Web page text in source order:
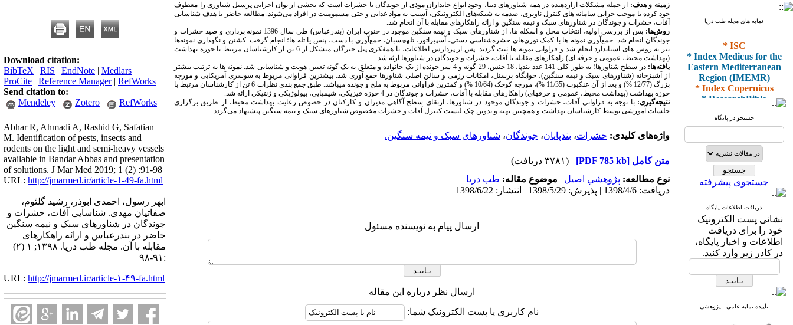
نمایه های مجله طب دریا
* ISC
* Index Medicus for the
Eastern Mediterranean
Region (IMEMR)
* Index Copernicus
* ResearchBible
* I2OR
* ROAD
* Scientific Indexing
Services
* SID
* Magiran
* Google Scholar
و دارای رتبه علمی
پژوهشی
از کمیسیون نشریات
وزارت بهداشت و درمان
* Index Medicus for the
جستجو در پایگاه
جستجوی پیشرفته
دریافت اطلاعات پایگاه
نشانی پست الکترونیک
خود را برای دریافت
اطلاعات و اخبار پایگاه،
در کادر زیر وارد کنید.
تأییده نمایه علمی - پژوهشی
زمینه و هدف: از جمله مشکلات آزاردهنده در همه شناورهای دنیا، وجود انواع جانداران موذی از جوندگان تا حشرات است که بخشی از توان اجرایی پرسنل شناوری را معطوف
خود کرده یا موجب خرابی سامانه های کنترل ناوبری، صدمه به شبکه‌های الکترونیکی، آسیب به مواد غذایی و حتی مسمومیت در افراد می‌شوند. مطالعه حاضر با هدف شناسایی
آفات، حشرات و جوندگان در شناورهای سبک و نیمه سنگین و ارائه راهکارهای مقابله با آن انجام شد.
روش‌ها:
پس از بررسی اولیه، انتخاب محل و اسکله­ ها، از شناورهای سبک و نیمه سنگین موجود در جنوب ایران (بندرعباس) طی سال 1396 نمونه برداری و صید حشرات و
جوندگان انجام شد. جمع‌آوری نمونه­ ها با کمک توری‌های حشره‌شناسی دستی، آسپیراتور، تله­چسبان، جمع‌آوری با دست، پنس یا تله ها؛ انجام گرفت. کشتن و نگهداری نمونه‌ها
نیز به روش های استاندارد انجام شد و فراوانی نمونه­ ها ثبت گردید. پس از پردازش اطلاعات، با همفکری پنل خبرگان متشکل از 6 تن از کارشناسان مرتبط با حوزه بهداشت
(بهداشت محیط، عمومی و حرفه­ ای) راهکارهای مقابله با آفات، حشرات و جوندگان در شناورها ارئه شد.
یافته‌ها:
در سطح شناورها؛ به طور کلی 141 عدد بندپا، 18 جنس، 29 گونه و 4 سر جونده از یک خانواده و متعلق به یک گونه تعیین هویت و شناسایی شد. نمونه­ ها به ترتیب بیشتر
از آشپزخانه (شناورهای سبک و نیمه سنگین)، خوابگاه پرسنل، امکانات رزمی و سالن اصلی شناورها جمع آوری شد. بیشترین فراوانی مربوط به سوسری آمریکایی و مورچه
بزرگ (12/77 %) و بعد از آن عنکبوت (11/35 %)، مورچه کوچک (10/64 %) و کمترین فراوانی مربوط به ملخ و جونده می­باشد. طبق جمع بندی نظرات 6 تن از کارشناسان مرتبط با
حوزه بهداشت (بهداشت محیط، عمومی و حرفه­ای) راهکارهای مقابله با آفات، حشرات و جوندگان در 4 حوزه فیزیکی، شیمیایی، بیولوژیکی و ژنتیکی ارائه شد.
نتیجه‌گیری:با توجه به فراوانی آفات، حشرات و جوندگان موجود در شناورها، ارتقای سطح آگاهی مدیران و کارکنان در خصوص رعایت بهداشت محیط، از طریق برگزاری
جلسات آموزشی توسط کارشناسان بهداشت و همچنین تهیه و تدوین چک لیست کنترل آفات و حشرات مخصوص شناورهای سبک و نیمه سنگین پیشنهاد می‌گردد.
واژه‌های کلیدی: حشرات، بندپایان، جوندگان، شناورهای سبک و نیمه سنگین.
متن کامل [PDF 785 kb]
(۳۷۸۱ دریافت)
نوع مطالعه: پژوهشي اصیل | موضوع مقاله: طب دریا
دریافت: 1398/4/6 | پذیرش: 1398/5/29 | انتشار: 1398/6/22
ارسال پیام به نویسنده مسئول
ارسال نظر درباره این مقاله
نام کاربری یا پست الکترونیک شما:
Download citation:
BibTeX | RIS | EndNote | Medlars |
ProCite | Reference Manager| RefWorks
Send citation to:
Mendeley
Zotero RefWorks
Abhar R, Ahmadi A, Rashid G, Safatian
M. Identification of pests, insects and
rodents on the light and semi-heavy vessels
available in Bandar Abbas and presentation
of solutions. J Mar Med 2019; 1 (2) :91-98
URL: http://jmarmed.ir/article-1-49-fa.html
ابهر رسول، احمدی ابوذر، رشید گلثوم،
صفاتیان مهدی. شناسایی آفات، حشرات و
جوندگان در شناورهای سبک و نیمه سنگین
حاضر در بندرعباس و ارائه راهکارهای
مقابله با آن. مجله طب دریا. ۱۳۹۸; ۱ (۲)
:۹۱-۹۸
URL: http://jmarmed.ir/article-۱-۴۹-fa.html